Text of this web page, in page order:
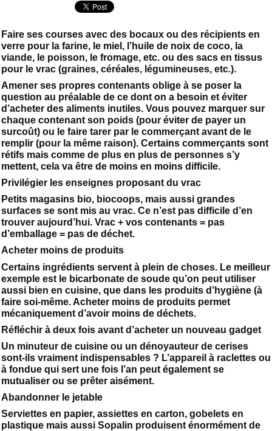
Faire ses courses avec des bocaux ou des récipients en
verre pour la farine, le miel, l’huile de noix de coco, la
viande, le poisson, le fromage, etc. ou des sacs en tissus
pour le vrac (graines, céréales, légumineuses, etc.).
Amener ses propres contenants oblige à se poser la
question au préalable de ce dont on a besoin et éviter
d’acheter des aliments inutiles. Vous pouvez marquer sur
chaque contenant son poids (pour éviter de payer un
surcoût) ou le faire tarer par le commerçant avant de le
remplir (pour la même raison). Certains commerçants sont
rétifs mais comme de plus en plus de personnes s’y
mettent, cela va être de moins en moins difficile.
Privilégier les enseignes proposant du vrac
Petits magasins bio, biocoops, mais aussi grandes
surfaces se sont mis au vrac. Ce n’est pas difficile d’en
trouver aujourd’hui. Vrac + vos contenants = pas
d’emballage = pas de déchet.
Acheter moins de produits
Certains ingrédients servent à plein de choses. Le meilleur
exemple est le bicarbonate de soude qu’on peut utiliser
aussi bien en cuisine, que dans les produits d’hygiène (à
faire soi-même. Acheter moins de produits permet
mécaniquement d’avoir moins de déchets.
Réfléchir à deux fois avant d’acheter un nouveau gadget
Un minuteur de cuisine ou un dénoyauteur de cerises
sont-ils vraiment indispensables ? L’appareil à raclettes ou
à fondue qui sert une fois l’an peut également se
mutualiser ou se prêter aisément.
Abandonner le jetable
Serviettes en papier, assiettes en carton, gobelets en
plastique mais aussi Sopalin produisent énormément de